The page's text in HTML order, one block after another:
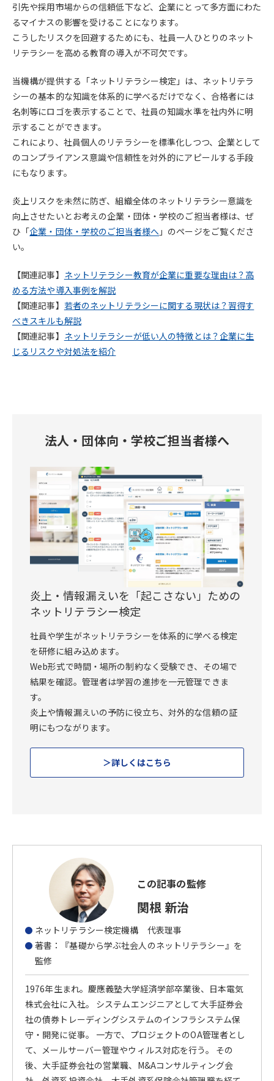
引先や採用市場からの信頼低下など、企業にとって多方面にわた
るマイナスの影響を受けることになります。
こうしたリスクを回避するためにも、社員一人ひとりのネット
リテラシーを高める教育の導入が不可欠です。
当機構が提供する「ネットリテラシー検定」は、ネットリテラ
シーの基本的な知識を体系的に学べるだけでなく、合格者には
名刺等にロゴを表示することで、社員の知識水準を社内外に明
示することができます。
これにより、社員個人のリテラシーを標準化しつつ、企業として
のコンプライアンス意識や信頼性を対外的にアピールする手段
にもなります。
炎上リスクを未然に防ぎ、組織全体のネットリテラシー意識を
向上させたいとお考えの企業・団体・学校のご担当者様は、ぜ
ひ「企業・団体・学校のご担当者様へ 」のページをご覧くださ
い。
【関連記事】 ネットリテラシー教育が企業に重要な理由は？高
める方法や導入事例を解説
【関連記事】 若者のネットリテラシーに関する現状は？習得す
べきスキルも解説
【関連記事】 ネットリテラシーが低い人の特徴とは？企業に生
じるリスクや対処法を紹介
法人・団体向・学校ご担当者様へ
炎上・情報漏えいを「起こさない」ための
ネットリテラシー検定
社員や学生がネットリテラシーを体系的に学べる検定
を研修に組み込めます。
Web形式で時間・場所の制約なく受験でき、その場で
結果を確認。管理者は学習の進捗を一元管理できま
す。
炎上や情報漏えいの予防に役立ち、対外的な信頼の証
明にもつながります。
詳しくはこちら
この記事の監修
関根 新治
ネットリテラシー検定機構 代表理事
著書：『基礎から学ぶ社会人のネットリテラシー』を
監修
1976年生まれ。慶應義塾大学経済学部卒業後、日本電気
株式会社に入社。 システムエンジニアとして大手証券会
社の債券トレーディングシステムのインフラシステム保
守・開発に従事。 一方で、プロジェクトのOA管理者とし
て、メールサーバー管理やウィルス対応を行う。 その
後、大手証券会社の営業職、M&Aコンサルティング会